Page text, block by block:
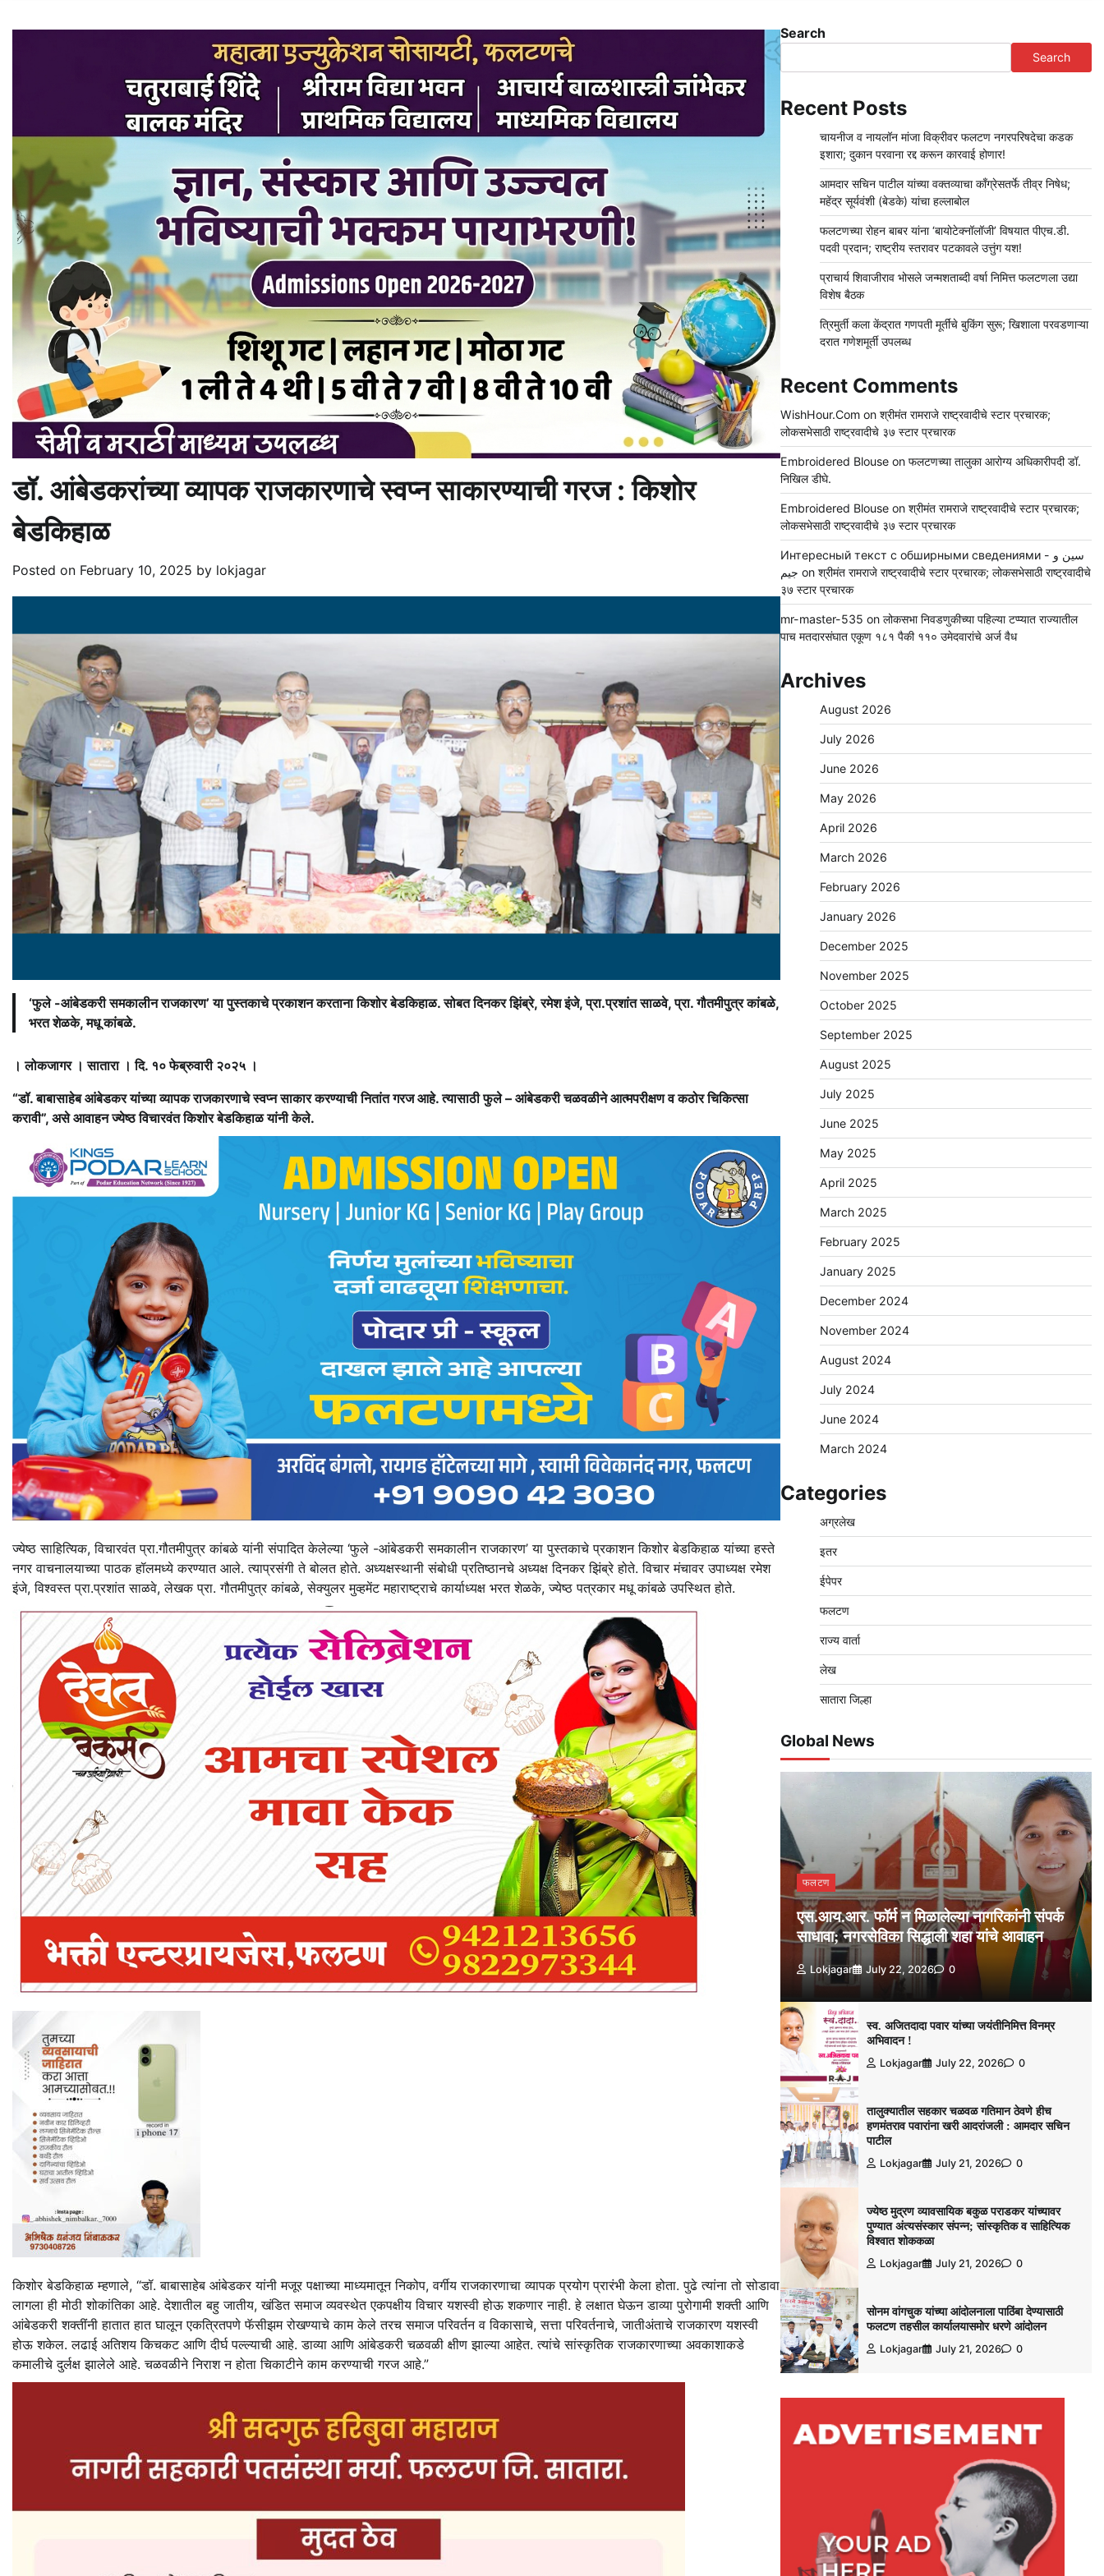
डॉ. आंबेडकरांच्या व्यापक राजकारणाचे स्वप्न साकारण्याची गरज : किशोर
बेडकिहाळ
Posted on February 10, 2025 by lokjagar
‘फुले -आंबेडकरी समकालीन राजकारण’ या पुस्तकाचे प्रकाशन करताना किशोर बेडकिहाळ. सोबत दिनकर झिंब्रे, रमेश इंजे, प्रा.प्रशांत साळवे, प्रा. गौतमीपुत्र कांबळे,
भरत शेळके, मधू कांबळे.
। लोकजागर । सातारा । दि. १० फेब्रुवारी २०२५ ।
“डॉ. बाबासाहेब आंबेडकर यांच्या व्यापक राजकारणाचे स्वप्न साकार करण्याची नितांत गरज आहे. त्यासाठी फुले – आंबेडकरी चळवळीने आत्मपरीक्षण व कठोर चिकित्सा
करावी”, असे आवाहन ज्येष्ठ विचारवंत किशोर बेडकिहाळ यांनी केले.
ज्येष्ठ साहित्यिक, विचारवंत प्रा.गौतमीपुत्र कांबळे यांनी संपादित केलेल्या ‘फुले -आंबेडकरी समकालीन राजकारण’ या पुस्तकाचे प्रकाशन किशोर बेडकिहाळ यांच्या हस्ते
नगर वाचनालयाच्या पाठक हॉलमध्ये करण्यात आले. त्याप्रसंगी ते बोलत होते. अध्यक्षस्थानी संबोधी प्रतिष्ठानचे अध्यक्ष दिनकर झिंब्रे होते. विचार मंचावर उपाध्यक्ष रमेश
इंजे, विश्वस्त प्रा.प्रशांत साळवे, लेखक प्रा. गौतमीपुत्र कांबळे, सेक्युलर मुव्हमेंट महाराष्ट्राचे कार्याध्यक्ष भरत शेळके, ज्येष्ठ पत्रकार मधू कांबळे उपस्थित होते.
किशोर बेडकिहाळ म्हणाले, “डॉ. बाबासाहेब आंबेडकर यांनी मजूर पक्षाच्या माध्यमातून निकोप, वर्गीय राजकारणाचा व्यापक प्रयोग प्रारंभी केला होता. पुढे त्यांना तो सोडावा
लागला ही मोठी शोकांतिका आहे. देशातील बहु जातीय, खंडित समाज व्यवस्थेत एकपक्षीय विचार यशस्वी होऊ शकणार नाही. हे लक्षात घेऊन डाव्या पुरोगामी शक्ती आणि
आंबेडकरी शक्तींनी हातात हात घालून एकत्रितपणे फॅसीझम रोखण्याचे काम केले तरच समाज परिवर्तन व विकासाचे, सत्ता परिवर्तनाचे, जातीअंताचे राजकारण यशस्वी
होऊ शकेल. लढाई अतिशय किचकट आणि दीर्घ पल्ल्याची आहे. डाव्या आणि आंबेडकरी चळवळी क्षीण झाल्या आहेत. त्यांचे सांस्कृतिक राजकारणाच्या अवकाशाकडे
कमालीचे दुर्लक्ष झालेले आहे. चळवळीने निराश न होता चिकाटीने काम करण्याची गरज आहे.”
Search
Search
Recent Posts
चायनीज व नायलॉन मांजा विक्रीवर फलटण नगरपरिषदेचा कडक
इशारा; दुकान परवाना रद्द करून कारवाई होणार!
आमदार सचिन पाटील यांच्या वक्तव्याचा काँग्रेसतर्फे तीव्र निषेध;
महेंद्र सूर्यवंशी (बेडके) यांचा हल्लाबोल
फलटणच्या रोहन बाबर यांना ‘बायोटेक्नॉलॉजी’ विषयात पीएच.डी.
पदवी प्रदान; राष्ट्रीय स्तरावर पटकावले उत्तुंग यश!
प्राचार्य शिवाजीराव भोसले जन्मशताब्दी वर्षा निमित्त फलटणला उद्या
विशेष बैठक
त्रिमुर्ती कला केंद्रात गणपती मूर्तींचे बुकिंग सुरू; खिशाला परवडणाऱ्या
दरात गणेशमूर्ती उपलब्ध
Recent Comments
WishHour.Comon श्रीमंत रामराजे राष्ट्रवादीचे स्टार प्रचारक;
लोकसभेसाठी राष्ट्रवादीचे ३७ स्टार प्रचारक
Embroidered Blouseon फलटणच्या तालुका आरोग्य अधिकारीपदी डॉ.
निखिल डीघे.
Embroidered Blouseon श्रीमंत रामराजे राष्ट्रवादीचे स्टार प्रचारक;
लोकसभेसाठी राष्ट्रवादीचे ३७ स्टार प्रचारक
Интересный текст с обширными сведениями - سين و
جيم on श्रीमंत रामराजे राष्ट्रवादीचे स्टार प्रचारक; लोकसभेसाठी राष्ट्रवादीचे
३७ स्टार प्रचारक
mr-master-535 on लोकसभा निवडणुकीच्या पहिल्या टप्प्यात राज्यातील
पाच मतदारसंघात एकूण १८१ पैकी ११० उमेदवारांचे अर्ज वैध
Archives
August 2026
July 2026
June 2026
May 2026
April 2026
March 2026
February 2026
January 2026
December 2025
November 2025
October 2025
September 2025
August 2025
July 2025
June 2025
May 2025
April 2025
March 2025
February 2025
January 2025
December 2024
November 2024
August 2024
July 2024
June 2024
March 2024
Categories
अग्रलेख
इतर
ईपेपर
फलटण
राज्य वार्ता
लेख
सातारा जिल्हा
Global News
फलटण
एस.आय.आर. फॉर्म न मिळालेल्या नागरिकांनी संपर्क
साधावा; नगरसेविका सिद्धाली शहा यांचे आवाहन
Lokjagar July 22, 2026 0
स्व. अजितदादा पवार यांच्या जयंतीनिमित्त विनम्र
अभिवादन !
Lokjagar July 22, 2026 0
तालुक्यातील सहकार चळवळ गतिमान ठेवणे हीच
हणमंतराव पवारांना खरी आदरांजली : आमदार सचिन
पाटील
Lokjagar July 21, 2026 0
ज्येष्ठ मुद्रण व्यावसायिक बकुळ पराडकर यांच्यावर
पुण्यात अंत्यसंस्कार संपन्न; सांस्कृतिक व साहित्यिक
विश्‍वात शोककळा
Lokjagar July 21, 2026 0
सोनम वांगचुक यांच्या आंदोलनाला पाठिंबा देण्यासाठी
फलटण तहसील कार्यालयासमोर धरणे आंदोलन
Lokjagar July 21, 2026 0